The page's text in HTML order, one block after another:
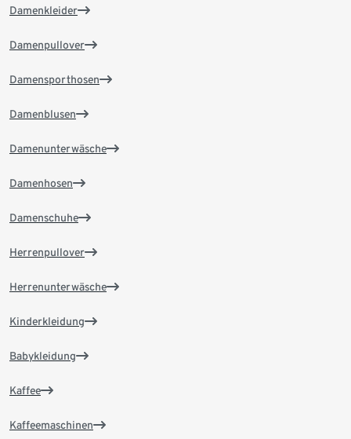
Damenkleider
Damenpullover
Damensporthosen
Damenblusen
Damenunterwäsche
Damenhosen
Damenschuhe
Herrenpullover
Herrenunterwäsche
Kinderkleidung
Babykleidung
Kaffee
Kaffeemaschinen